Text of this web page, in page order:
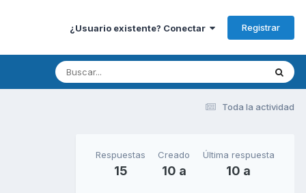
¿Usuario existente? Conectar Registrar
Toda la actividad
Respuestas
15
Creado
10 a
Última respuesta
10 a